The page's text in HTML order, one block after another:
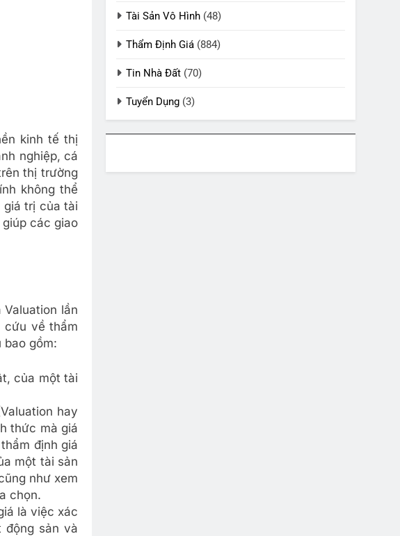
kinh tế thị
nghiệp, cá
thị trường
không thể
trị của tài
các giao
lần
cứu về thẩm
bao gồm:
của một tài
hay
thức mà giá
định giá
một tài sản
như xem
chọn.
là việc xác
động sản và
Tài Sản Vô Hình (48)
Thẩm Định Giá (884)
Tin Nhà Đất (70)
Tuyển Dụng (3)